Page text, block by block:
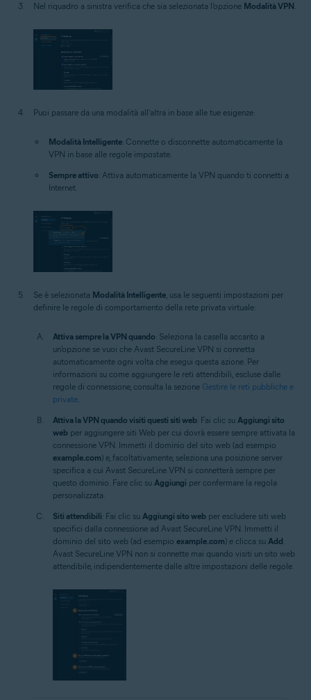
Nel riquadro a sinistra verifica che sia selezionata l'opzione Modalità VPN.
Puoi passare da una modalità all'altra in base alle tue esigenze:
Modalità Intelligente: Connette o disconnette automaticamente la
VPN in base alle regole impostate.
Sempre attivo: Attiva automaticamente la VPN quando ti connetti a
Internet.
Se è selezionata Modalità Intelligente , usa le seguenti impostazioni per
definire le regole di comportamento della rete privata virtuale:
Attiva sempre la VPN quando: Seleziona la casella accanto a
un'opzione se vuoi che Avast SecureLine VPN si connetta
automaticamente ogni volta che esegui questa azione. Per
informazioni su come aggiungere le reti attendibili, escluse dalle
regole di connessione, consulta la sezione Gestire le reti pubbliche e
private
Attiva la VPN quando visiti questi siti web: Fai clic su Aggiungi sito
web per aggiungere siti Web per cui dovrà essere sempre attivata la
connessione VPN. Immetti il dominio del sito web (ad esempio
example.com) e, facoltativamente, seleziona una posizione server
specifica a cui Avast SecureLine VPN si connetterà sempre per
questo dominio. Fare clic su Aggiungi per confermare la regola
personalizzata.
Siti attendibili: Fai clic su Aggiungi sito web per escludere siti web
specifici dalla connessione ad Avast SecureLine VPN. Immetti il
dominio del sito web (ad esempio example.com) e clicca su Add
Avast SecureLine VPN non si connette mai quando visiti un sito web
attendibile, indipendentemente dalle altre impostazioni delle regole.